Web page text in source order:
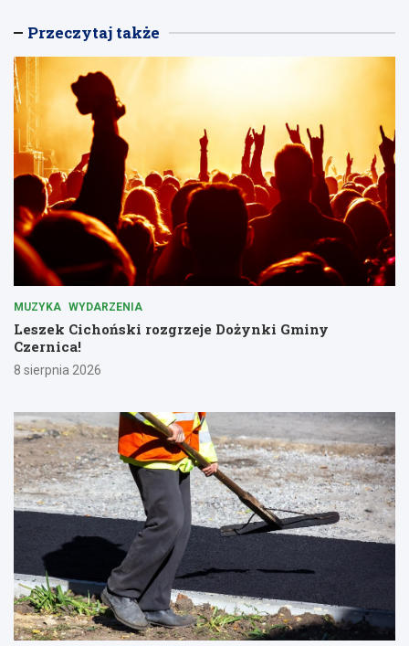
Przeczytaj także
MUZYKA WYDARZENIA
Leszek Cichoński rozgrzeje Dożynki Gminy
Czernica!
8 sierpnia 2026